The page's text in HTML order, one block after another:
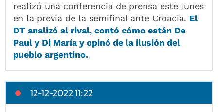
realizó una conferencia de prensa este lunes
en la previa de la semifinal ante Croacia. El
DT analizó al rival, contó cómo están De
Paul y Di María y opinó de la ilusión del
pueblo argentino.
12-12-2022 11:22